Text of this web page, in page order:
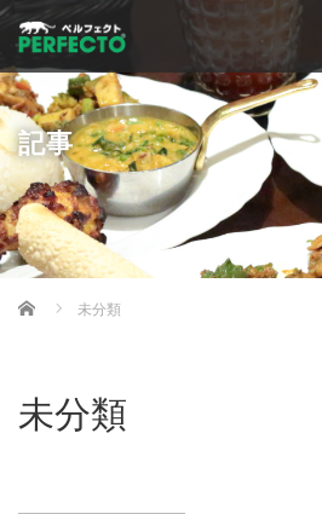
記事
Home 未分類
未分類